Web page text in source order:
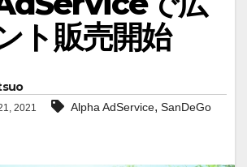
ト販売開始
2021 Alpha AdService, SanDeGo